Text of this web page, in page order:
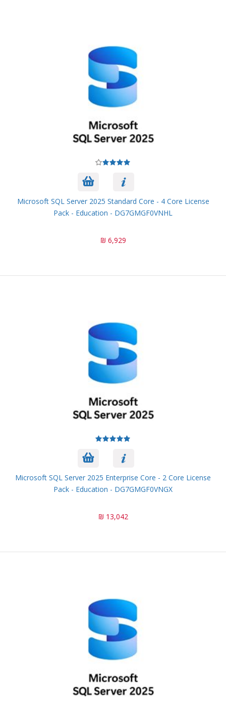
Microsoft SQL Server 2025 Standard Core - 4 Core License
Pack - Education - DG7GMGF0VNHL
6,929 ₪
Microsoft SQL Server 2025 Enterprise Core - 2 Core License
Pack - Education - DG7GMGF0VNGX
13,042 ₪